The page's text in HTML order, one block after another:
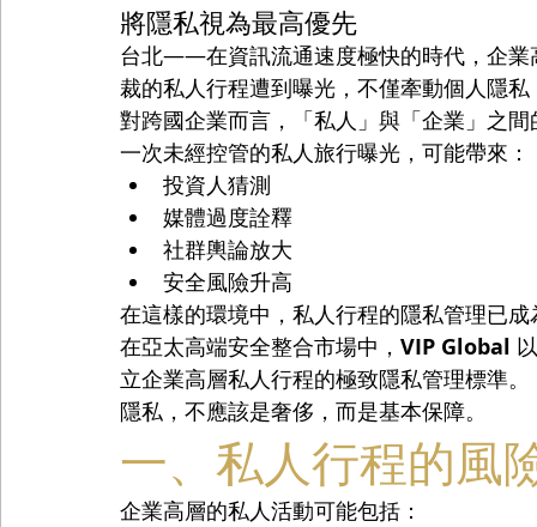
將隱私視為最高優先
台北——在資訊流通速度極快的時代，企業
裁的私人行程遭到曝光，不僅牽動個人隱
對跨國企業而言，「私人」與「企業」之
一次未經控管的私人旅行曝光，可能帶來：
投資人猜測
媒體過度詮釋
社群輿論放大
安全風險升高
在這樣的環境中，私人行程的隱私管理已
在亞太高端安全整合市場中， VIP Global
立企業高層私人行程的極致隱私管理標準。
隱私，不應該是奢侈，而是基本保障。
一、私人行程的風
企業高層的私人活動可能包括：